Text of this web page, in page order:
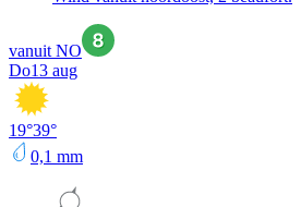
vanuit NO
Do13 aug
19°39°
0,1 mm